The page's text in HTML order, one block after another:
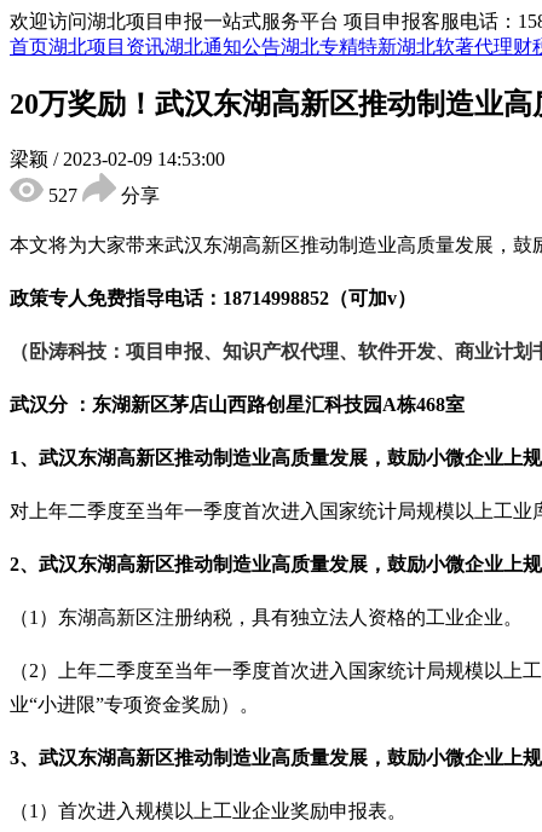
欢迎访问湖北项目申报一站式服务平台 项目申报客服电话：
首页湖北项目资讯湖北通知公告湖北专精特新湖北软著代理财
20万奖励！武汉东湖高新区推动制造业
梁颖 / 2023-02-09 14:53:00
527
分享
本文将为大家带来武汉东湖高新区推动制造业高质量发展，鼓
政策专人免费指导电话： 18714998852（可加v）
（卧涛科技：项目申报、知识产权代理、软件开发、商业计
武汉分 ：东湖新区茅店山西路创星汇科技园 A栋468室
1、武汉东湖高新区推动制造业高质量发展，鼓励小微企业上
对上年二季度至当年一季度首次进入国家统计局规模以上工业
2、武汉东湖高新区推动制造业高质量发展，鼓励小微企业上
（1）东湖高新区注册纳税，具有独立法人资格的工业企业。
（2）上年二季度至当年一季度首次进入国家统计局规模以上
业“小进限”专项资金奖励）。
3、武汉东湖高新区推动制造业高质量发展，鼓励小微企业上
（1）首次进入规模以上工业企业奖励申报表。